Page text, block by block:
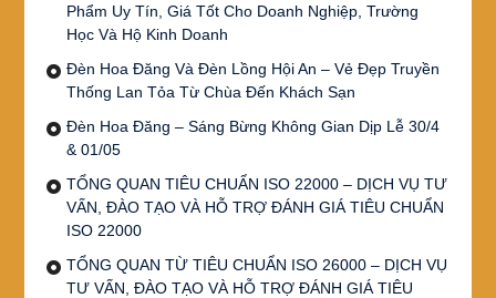
Phẩm Uy Tín, Giá Tốt Cho Doanh Nghiệp, Trường
Học Và Hộ Kinh Doanh
Đèn Hoa Đăng Và Đèn Lồng Hội An – Vẻ Đẹp Truyền
Thống Lan Tỏa Từ Chùa Đến Khách Sạn
Đèn Hoa Đăng – Sáng Bừng Không Gian Dịp Lễ 30/4
& 01/05
TỔNG QUAN TIÊU CHUẨN ISO 22000 – DỊCH VỤ TƯ
VẤN, ĐÀO TẠO VÀ HỖ TRỢ ĐÁNH GIÁ TIÊU CHUẨN
ISO 22000
TỔNG QUAN TỪ TIÊU CHUẨN ISO 26000 – DỊCH VỤ
TƯ VẤN, ĐÀO TẠO VÀ HỖ TRỢ ĐÁNH GIÁ TIÊU